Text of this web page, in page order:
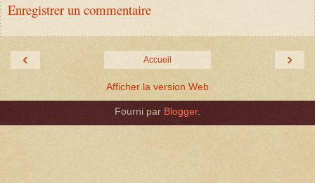
Enregistrer un commentaire
‹ ›
Accueil
Afficher la version Web
Fourni par Blogger.